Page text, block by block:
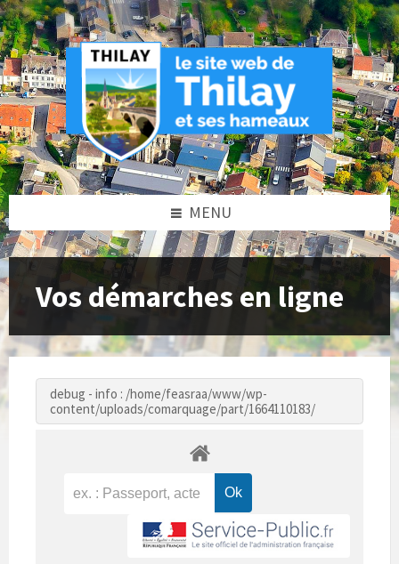
Skip
to
content
Skip
to
left
sidebar
Skip
to
footer
MENU
Vos démarches en ligne
debug - info : /home/feasraa/www/wp-
content/uploads/comarquage/part/1664110183/